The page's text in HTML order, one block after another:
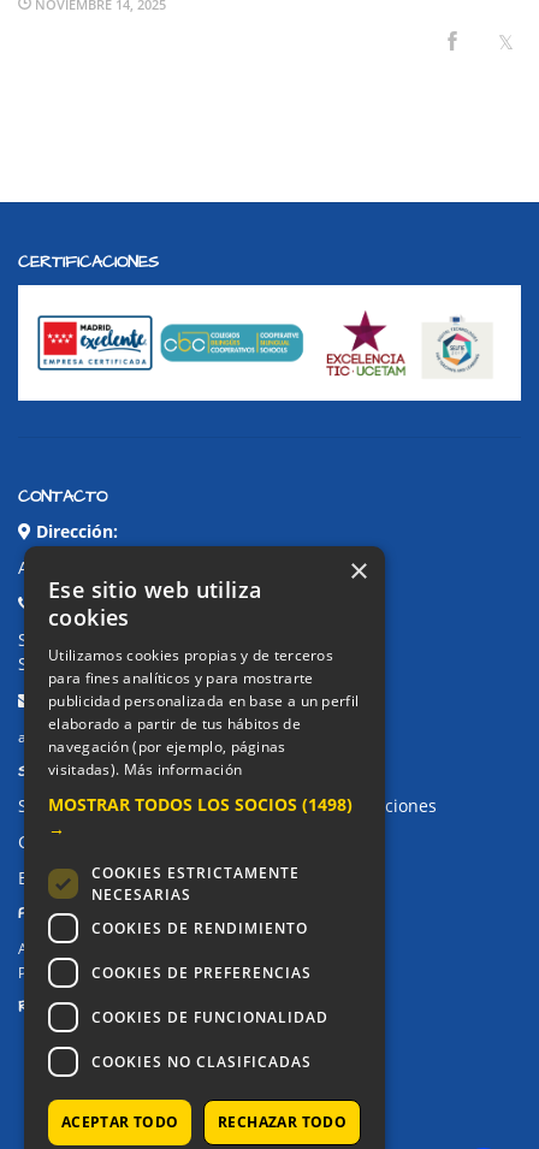
NOVIEMBRE 14, 2025
CERTIFICACIONES
CONTACTO
Dirección:
Avda. de Pablo Iglesias, 4. Alcorcón
Teléfonos:
Secretaría Ppal:
Secretaría Infantil:91 643 61 33
Email:
alkor@colegioalkor.com
SUGERENCIAS Y CANAL DE DENUNCIAS
Sugerencias, Quejas, Reclamaciones y Felicitaciones
Canal de denuncias
Buzón denuncia drogas CM
PRIVACIDAD
Aviso legal / Política de privacidad
Política de Cookies
REDES SOCIALES
×
Ese sitio web utiliza
cookies
Utilizamos cookies propias y de terceros
para fines analíticos y para mostrarte
publicidad personalizada en base a un perfil
elaborado a partir de tus hábitos de
navegación (por ejemplo, páginas
visitadas). Más información
MOSTRAR TODOS LOS SOCIOS (1498)
→
COOKIES ESTRICTAMENTE
NECESARIAS
COOKIES DE RENDIMIENTO
COOKIES DE PREFERENCIAS
COOKIES DE FUNCIONALIDAD
COOKIES NO CLASIFICADAS
ACEPTAR TODO RECHAZAR TODO